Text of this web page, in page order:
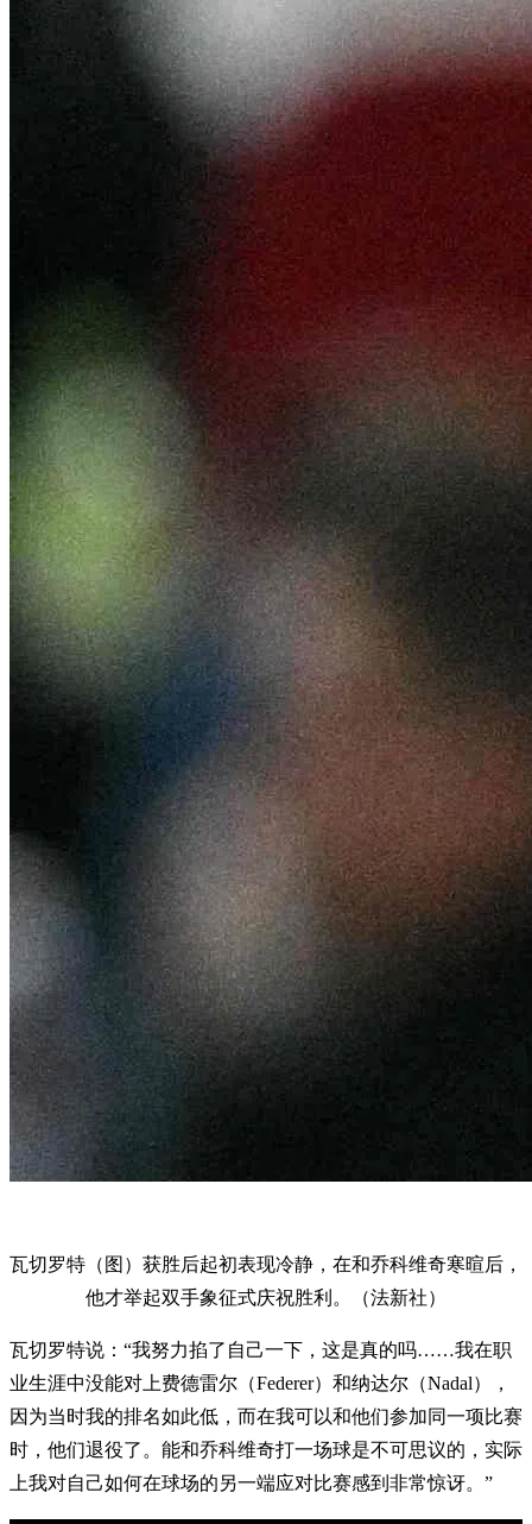
瓦切罗特（图）获胜后起初表现冷静，在和乔科维奇寒暄后，
他才举起双手象征式庆祝胜利。（法新社）
瓦切罗特说：“我努力掐了自己一下，这是真的吗……我在职
业生涯中没能对上费德雷尔（Federer）和纳达尔（Nadal），
因为当时我的排名如此低，而在我可以和他们参加同一项比赛
时，他们退役了。能和乔科维奇打一场球是不可思议的，实际
上我对自己如何在球场的另一端应对比赛感到非常惊讶。”